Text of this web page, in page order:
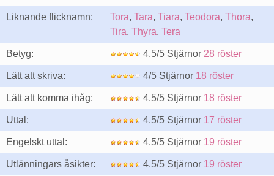
Liknande flicknamn: Tora, Tara, Tiara, Teodora, Thora,
Tira, Thyra, Tera
Betyg: 4.5/5 Stjärnor 28 röster
Lätt att skriva: 4/5 Stjärnor 18 röster
Lätt att komma ihåg: 4.5/5 Stjärnor 18 röster
Uttal: 4.5/5 Stjärnor 17 röster
Engelskt uttal: 4.5/5 Stjärnor 19 röster
Utlänningars åsikter: 4.5/5 Stjärnor 19 röster